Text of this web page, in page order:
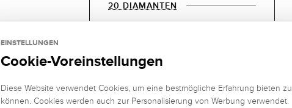
20 DIAMANTEN
(Top
EDELSTEIN
KARAT:
EINSTELLUNGEN
Cookie-Voreinstellungen
Diese Website verwendet Cookies, um eine bestmögliche Erfahrung bieten zu
können. Cookies werden auch zur Personalisierung von Werbung verwendet.